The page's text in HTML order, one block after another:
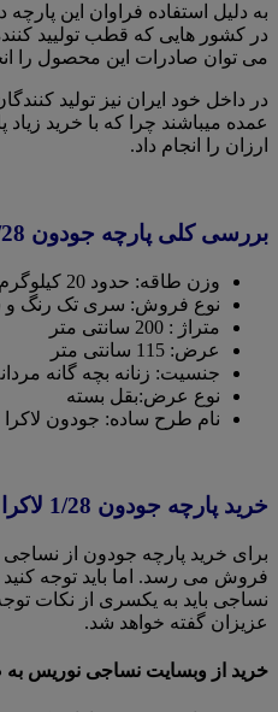
به دلیل استفاده فراوان این
در کشور هایی که قطب تولیید
می توان صادرات این محصول را
در داخل خود ایران نیز تولید
عمده میباشند چرا که با خرید
ارزان را انجام داد.
بررسی کلی پارچه جودون 1/28 لاکرا ماتیکی
وزن طاقه: حدود 20 کیلوگرم
نوع فروش: سری تک رنگ
متراژ : 200 سانتی متر
عرض: 115 سانتی متر
جنسیت: زنانه بچه گانه
نوع عرض:بقل بسته
نام طرح ساده: جودون لاکرا نخ
خرید پارچه جودون 1/28 لاکرا ماتیکی از نوریس
برای خرید پارچه جودون از
فروش می رسد. اما باید توجه کنید
نساجی باید به یکسری از نکات
عزیزان گفته خواهد شد.
خرید از وبسایت نساجی نوریس